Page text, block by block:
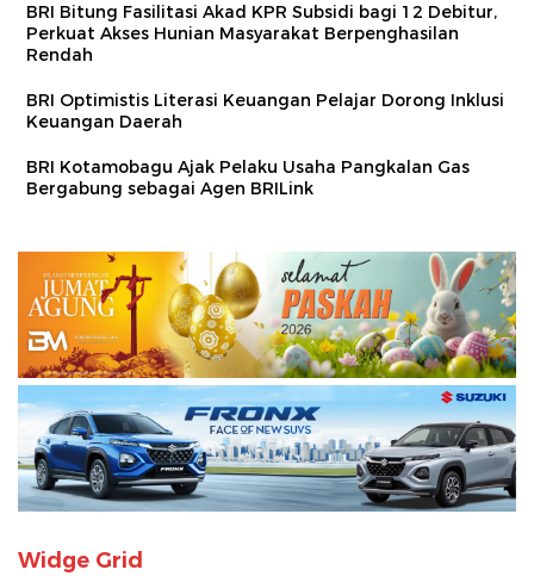
BRI Bitung Fasilitasi Akad KPR Subsidi bagi 12 Debitur,
Perkuat Akses Hunian Masyarakat Berpenghasilan
Rendah
BRI Optimistis Literasi Keuangan Pelajar Dorong Inklusi
Keuangan Daerah
BRI Kotamobagu Ajak Pelaku Usaha Pangkalan Gas
Bergabung sebagai Agen BRILink
Widge Grid